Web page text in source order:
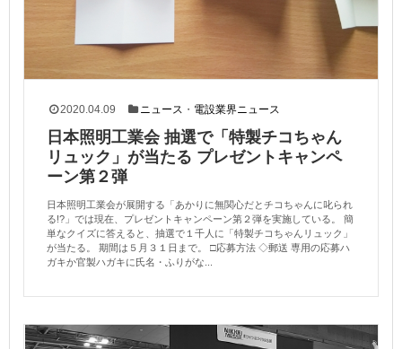
2020.04.09 ニュース ・ 電設業界ニュース
日本照明工業会 抽選で「特製チコちゃん
リュック」が当たる プレゼントキャンペ
ーン第２弾
日本照明工業会が展開する「あかりに無関心だとチコちゃんに叱られ
る!?」では現在、プレゼントキャンペーン第２弾を実施している。 簡
単なクイズに答えると、抽選で１千人に「特製チコちゃんリュック」
が当たる。 期間は５月３１日まで。 □応募方法 ◇郵送 専用の応募ハ
ガキか官製ハガキに氏名・ふりがな...